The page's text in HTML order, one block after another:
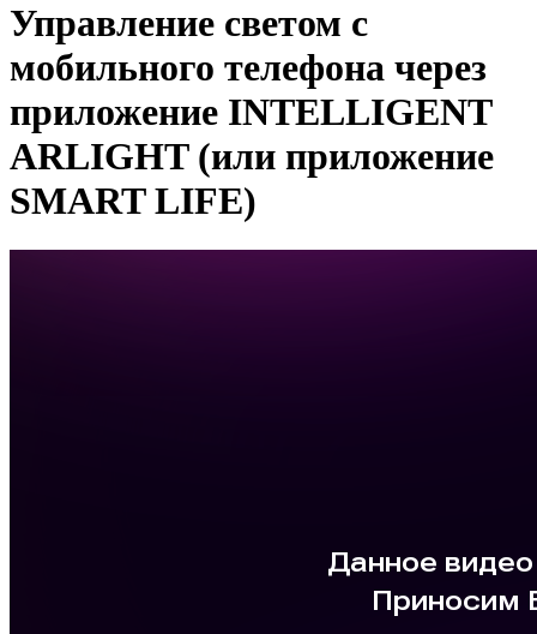
Управление светом с
мобильного телефона через
приложение INTELLIGENT
ARLIGHT (или приложение
SMART LIFE)